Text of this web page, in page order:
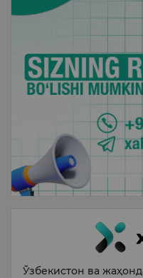
Ўзбекистон ва